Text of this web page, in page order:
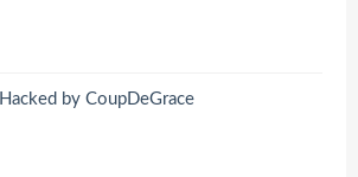
Hacked by CoupDeGrace